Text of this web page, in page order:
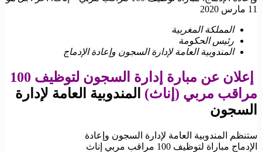
11 مارس 2020
المملكة المغربية
رئيس الحكومة
المندوبية العامة لإدارة السجون وإعادة الإدماج
إعلان عن مبارة إدارة السجون لتوظيف 100
مراقب مربي (إناث) المندوبية العامة لإدارة
السجون
ستنظم المندوبية العامة لإدارة السجون وإعادة
الإدماج مباراة لتوظيف 100 مراقب مربي إناث